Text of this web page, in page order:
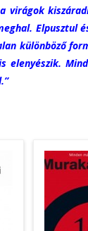
virágok
Elpusztul
különböző
elenyészik.